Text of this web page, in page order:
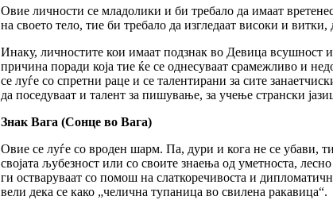
Овие личности се младолики и би требало да имаат
на своето тело, тие би требало да изгледаат високи и витки,
Инаку, личностите кои имаат подзнак во Девица всушност
причина поради која тие ќе се однесуваат срамежливо и
се луѓе со спретни раце и се талентирани за сите
да поседуваат и талент за пишување, за учење странски
Знак Вага (Сонце во Вага)
Овие се луѓе со вроден шарм. Па, дури и кога не се убави,
својата љубезност или со своите знаења од уметноста,
ги остваруваат со помош на слаткоречивоста и
вели дека се како „челична тупаница во свилена ракавица“.